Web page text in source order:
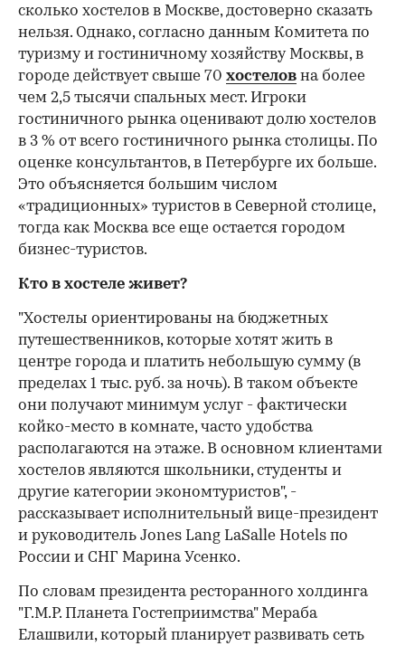
сколько хостелов в Москве, достоверно сказать
нельзя. Однако, согласно данным Комитета по
туризму и гостиничному хозяйству Москвы, в
городе действует свыше 70 хостелов на более
чем 2,5 тысячи спальных мест. Игроки
гостиничного рынка оценивают долю хостелов
в 3 % от всего гостиничного рынка столицы. По
оценке консультантов, в Петербурге их больше.
Это объясняется большим числом
«традиционных» туристов в Северной столице,
тогда как Москва все еще остается городом
бизнес-туристов.
Кто в хостеле живет?
"Хостелы ориентированы на бюджетных
путешественников, которые хотят жить в
центре города и платить небольшую сумму (в
пределах 1 тыс. руб. за ночь). В таком объекте
они получают минимум услуг - фактически
койко-место в комнате, часто удобства
располагаются на этаже. В основном клиентами
хостелов являются школьники, студенты и
другие категории экономтуристов", -
рассказывает исполнительный вице-президент
и руководитель Jones Lang LaSalle Hotels по
России и СНГ Марина Усенко.
По словам президента ресторанного холдинга
"Г.М.Р. Планета Гостеприимства" Мераба
Елашвили, который планирует развивать сеть